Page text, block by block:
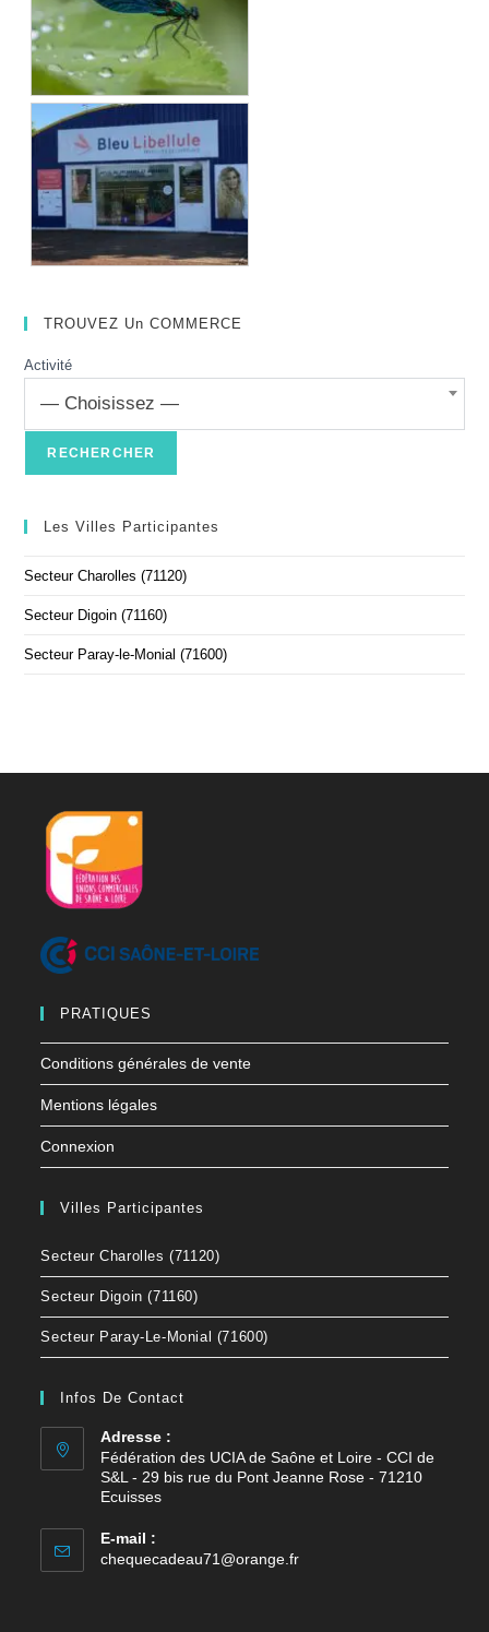
TROUVEZ Un COMMERCE
Activité
— Choisissez —
Les Villes Participantes
Secteur Charolles (71120)
Secteur Digoin (71160)
Secteur Paray-le-Monial (71600)
PRATIQUES
Conditions générales de vente
Mentions légales
Connexion
Villes Participantes
Secteur Charolles (71120)
Secteur Digoin (71160)
Secteur Paray-Le-Monial (71600)
Infos De Contact
Adresse :
Fédération des UCIA de Saône et Loire - CCI de
S&L - 29 bis rue du Pont Jeanne Rose - 71210
Ecuisses
E-mail :
chequecadeau71@orange.fr